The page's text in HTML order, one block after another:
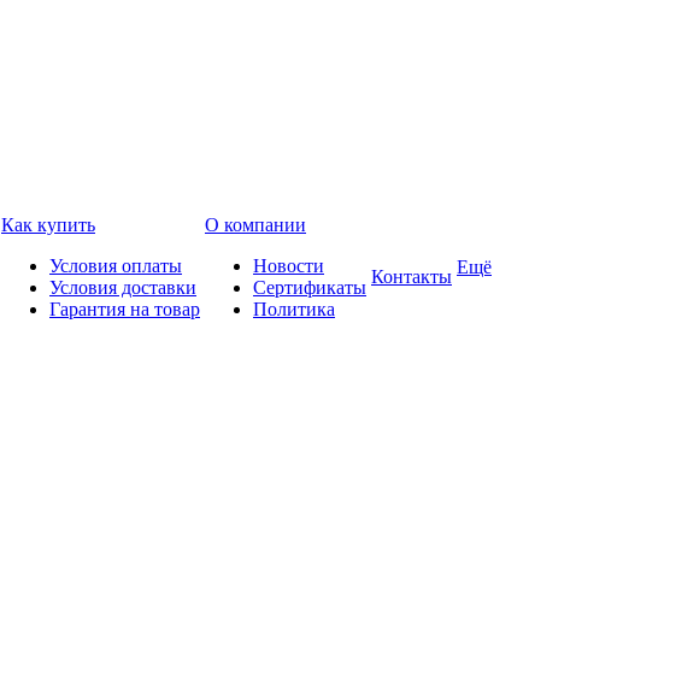
Как купить
Условия оплаты
Условия доставки
Гарантия на товар
О компании
Новости
Сертификаты
Политика
Контакты Ещё